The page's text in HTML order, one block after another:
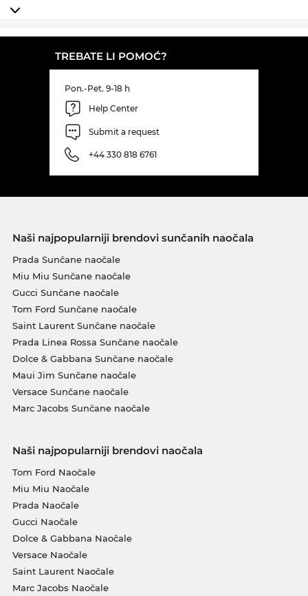
TREBATE LI POMOĆ?
Pon.-Pet. 9-18 h
Help Center
Submit a request
+44 330 818 6761
Naši najpopularniji brendovi sunčanih naočala
Prada Sunčane naočale
Miu Miu Sunčane naočale
Gucci Sunčane naočale
Tom Ford Sunčane naočale
Saint Laurent Sunčane naočale
Prada Linea Rossa Sunčane naočale
Dolce & Gabbana Sunčane naočale
Maui Jim Sunčane naočale
Versace Sunčane naočale
Marc Jacobs Sunčane naočale
Naši najpopularniji brendovi naočala
Tom Ford Naočale
Miu Miu Naočale
Prada Naočale
Gucci Naočale
Dolce & Gabbana Naočale
Versace Naočale
Saint Laurent Naočale
Marc Jacobs Naočale